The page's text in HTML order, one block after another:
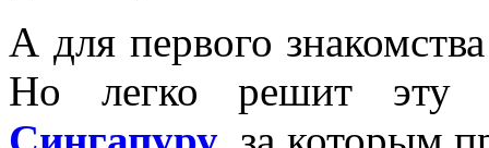
А для первого
Но легко решит эту